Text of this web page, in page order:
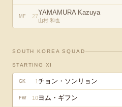
MF 27YAMAMURA Kazuya
山村 和也
SOUTH KOREA SQUAD
STARTING XI
GK 1チョン・ソンリョン
FW 10ヨム・ギフン